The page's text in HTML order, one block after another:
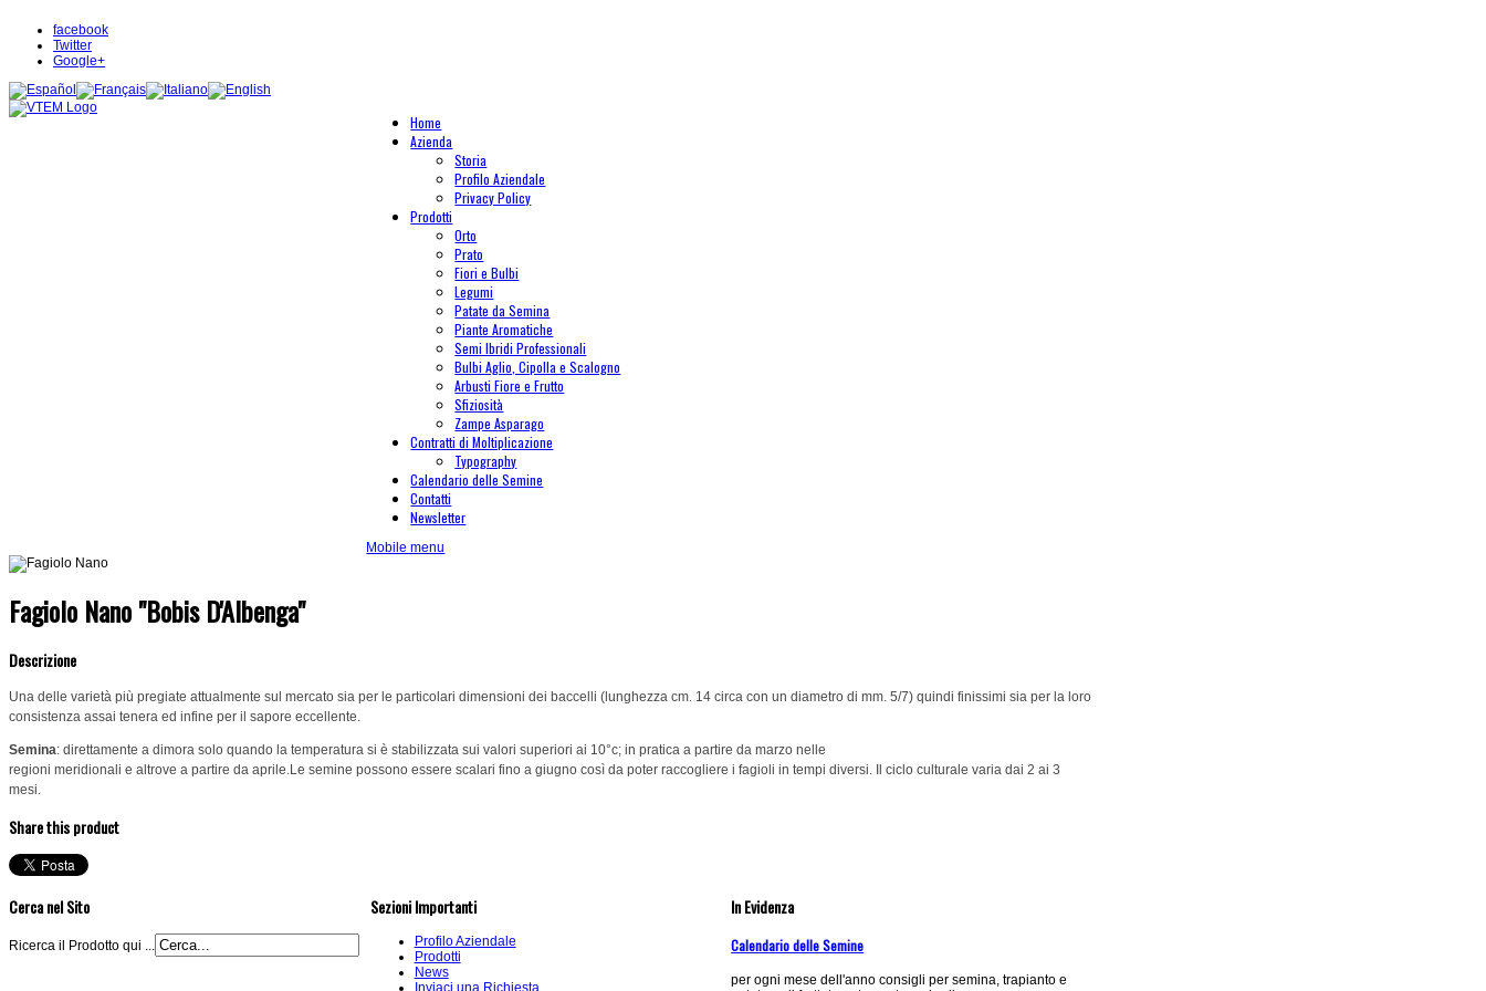
facebook
Twitter
Google+
Home
Azienda
Storia
Profilo Aziendale
Privacy Policy
Prodotti
Orto
Prato
Fiori e Bulbi
Legumi
Patate da Semina
Piante Aromatiche
Semi Ibridi Professionali
Bulbi Aglio, Cipolla e Scalogno
Arbusti Fiore e Frutto
Sfiziosità
Zampe Asparago
Contratti di Moltiplicazione
Typography
Calendario delle Semine
Contatti
Newsletter
Mobile menu
Fagiolo Nano "Bobis D'Albenga"
Descrizione
Una delle varietà più pregiate attualmente sul mercato sia per le particolari dimensioni dei baccelli (lunghezza cm. 14 circa con un diametro di mm. 5/7) quindi finissimi sia per la loro
consistenza assai tenera ed infine per il sapore eccellente.
Semina: direttamente a dimora solo quando la temperatura si è stabilizzata sui valori superiori ai 10°c; in pratica a partire da marzo nelle
regioni meridionali e altrove a partire da aprile.Le semine possono essere scalari fino a giugno così da poter raccogliere i fagioli in tempi diversi. Il ciclo culturale varia dai 2 ai 3
mesi.
Share this product
Cerca nel Sito
Ricerca il Prodotto qui ...
Sezioni Importanti
Profilo Aziendale
Prodotti
News
In Evidenza
Calendario delle Semine
per ogni mese dell'anno consigli per semina, trapianto e